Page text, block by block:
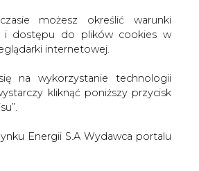
możesz określić warunki
i dostępu do plików cookies w
internetowej.
na wykorzystanie technologii
kliknąć poniższy przycisk
Energii S.A Wydawca portalu
wprowadzą na rynek szereg modeli
platformie. Audi zamierza
elektryczne sedany (będą
w Neckarsulm) oraz dwa SUVy
w Ingolstadt).
na nowej platformie, samochód
zjeżdżał z taśm
który odpowiada za produkcję
wspólna architektura